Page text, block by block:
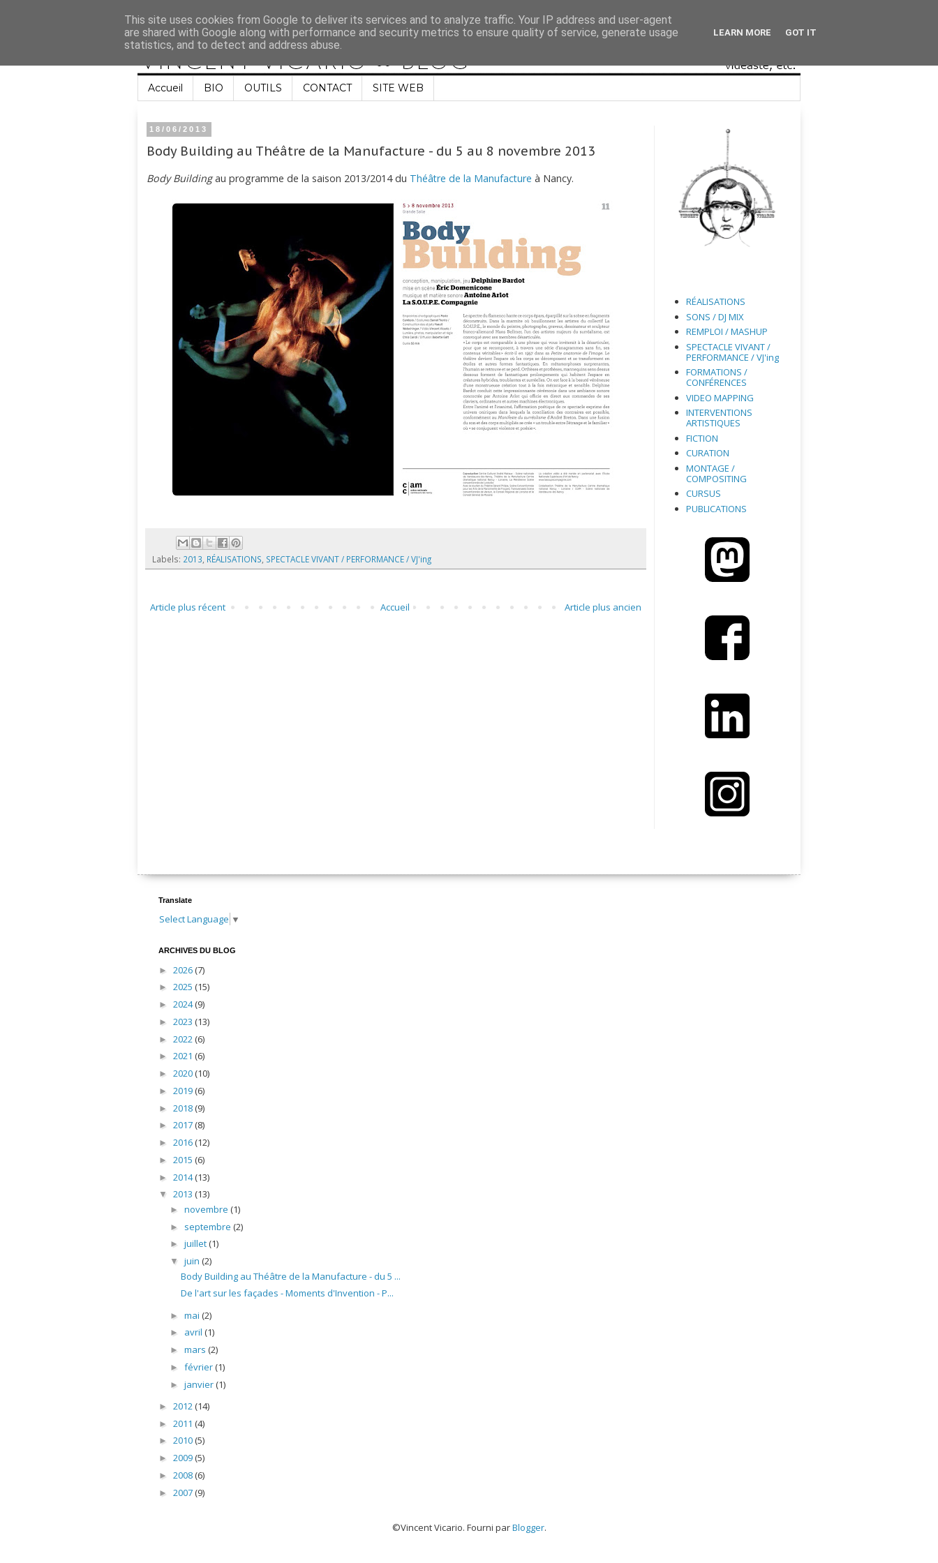
Accueil BIO OUTILS CONTACT SITE WEB
18/06/2013
Body Building au Théâtre de la Manufacture - du 5 au 8 novembre 2013
Body Buildingau programme de la saison 2013/2014 du Théâtre de la Manufacture à Nancy.
Labels: 2013 RÉALISATIONS SPECTACLE VIVANT / PERFORMANCE / VJ'ing
Article plus récent Article plus ancien
Accueil
RÉALISATIONS
SONS / DJ MIX
REMPLOI / MASHUP
SPECTACLE VIVANT /
PERFORMANCE / VJ'ing
FORMATIONS /
CONFÉRENCES
VIDEO MAPPING
INTERVENTIONS
ARTISTIQUES
FICTION
CURATION
MONTAGE /
COMPOSITING
CURSUS
PUBLICATIONS
Translate
Select Language ▼
ARCHIVES DU BLOG
► 2026 (7)
► 2025 (15)
► 2024(9)
► 2023 (13)
► 2022 (6)
► 2021 (6)
► 2020 (10)
► 2019 (6)
► 2018 (9)
► 2017 (8)
► 2016 (12)
► 2015 (6)
► 2014(13)
▼ 2013 (13)
► novembre (1)
► septembre (2)
► juillet (1)
▼ juin (2)
Body Building au Théâtre de la Manufacture - du 5 ...
De l'art sur les façades - Moments d'Invention - P...
► mai (2)
► avril (1)
► mars (2)
► février (1)
► janvier (1)
► 2012 (14)
► 2011 (4)
► 2010 (5)
► 2009 (5)
► 2008 (6)
► 2007 (9)
©Vincent Vicario. Fourni parBlogger.
This site uses cookies from Google to deliver its services and to analyze traffic. Your IP address and user-agent
are shared with Google along with performance and security metrics to ensure quality of service, generate usage
statistics, and to detect and address abuse.
LEARN MORE GOT IT